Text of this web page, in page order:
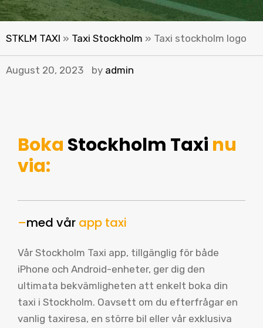
STKLM TAXI » Taxi Stockholm » Taxi stockholm logo
August 20, 2023 by admin
Boka Stockholm Taxi nu
via:
–med vår app taxi
Vår Stockholm Taxi app, tillgänglig för både
iPhone och Android-enheter, ger dig den
ultimata bekvämligheten att enkelt boka din
taxi i Stockholm. Oavsett om du efterfrågar en
vanlig taxiresa, en större bil eller vår exklusiva